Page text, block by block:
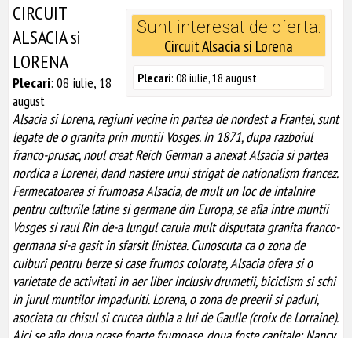
Sunt interesat de oferta:
Circuit Alsacia si Lorena
Plecari: 08 iulie, 18 august
CIRCUIT
ALSACIA si
LORENA
Plecari: 08 iulie, 18
august
Alsacia si Lorena, regiuni vecine in partea de nordest a Frantei, sunt
legate de o granita prin muntii Vosges. In 1871, dupa razboiul
franco-prusac, noul creat Reich German a anexat Alsacia si partea
nordica a Lorenei, dand nastere unui strigat de nationalism francez.
Fermecatoarea si frumoasa Alsacia, de mult un loc de intalnire
pentru culturile latine si germane din Europa, se afla intre muntii
Vosges si raul Rin de-a lungul caruia mult disputata granita franco-
germana si-a gasit in sfarsit linistea. Cunoscuta ca o zona de
cuiburi pentru berze si case frumos colorate, Alsacia ofera si o
varietate de activitati in aer liber inclusiv drumetii, biciclism si schi
in jurul muntilor impaduriti. Lorena, o zona de preerii si paduri,
asociata cu chisul si crucea dubla a lui de Gaulle (croix de Lorraine).